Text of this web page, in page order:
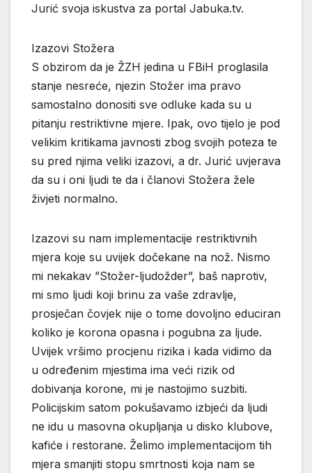
Jurić svoja iskustva za portal Jabuka.tv.
Izazovi Stožera
S obzirom da je ŽZH jedina u FBiH proglasila
stanje nesreće, njezin Stožer ima pravo
samostalno donositi sve odluke kada su u
pitanju restriktivne mjere. Ipak, ovo tijelo je pod
velikim kritikama javnosti zbog svojih poteza te
su pred njima veliki izazovi, a dr. Jurić uvjerava
da su i oni ljudi te da i članovi Stožera žele
živjeti normalno.
Izazovi su nam implementacije restriktivnih
mjera koje su uvijek dočekane na nož. Nismo
mi nekakav ”Stožer-ljudožder”, baš naprotiv,
mi smo ljudi koji brinu za vaše zdravlje,
prosječan čovjek nije o tome dovoljno educiran
koliko je korona opasna i pogubna za ljude.
Uvijek vršimo procjenu rizika i kada vidimo da
u određenim mjestima ima veći rizik od
dobivanja korone, mi je nastojimo suzbiti.
Policijskim satom pokušavamo izbjeći da ljudi
ne idu u masovna okupljanja u disko klubove,
kafiće i restorane. Želimo implementacijom tih
mjera smanjiti stopu smrtnosti koja nam se